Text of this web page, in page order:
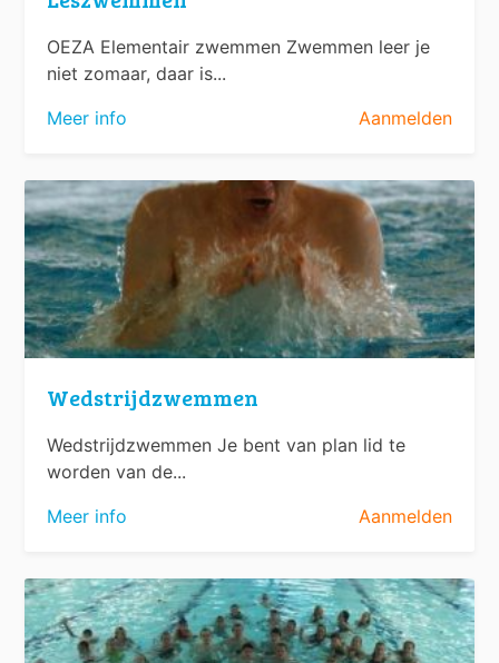
OEZA Elementair zwemmen Zwemmen leer je
niet zomaar, daar is...
Meer info
Aanmelden
Wedstrijdzwemmen
Wedstrijdzwemmen Je bent van plan lid te
worden van de...
Meer info
Aanmelden